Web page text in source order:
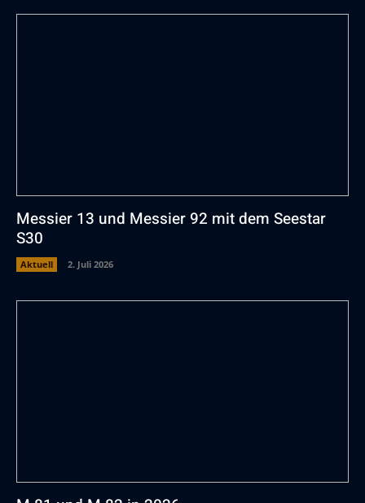
Messier 13 und Messier 92 mit dem Seestar
S30
Aktuell 2. Juli 2026